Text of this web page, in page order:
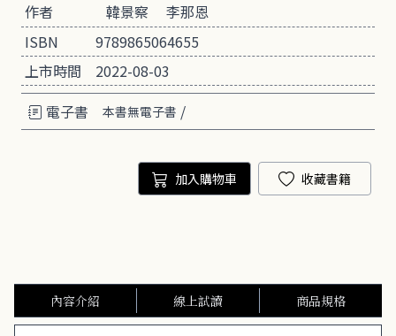
作者 韓景察
李那恩
ISBN
9789865064655
上市時間
2022-08-03
電子書
本書無電子書 /
加入購物車 收藏書籍
內容介紹 線上試讀 商品規格